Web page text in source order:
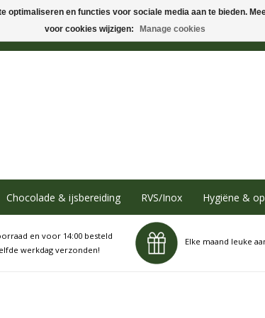
Chocolade & ijsbereiding RVS/Inox Hygiëne &
en voor 14:00 besteld
werkdag verzonden!
Elke maand leuke
en functies voor sociale media aan te bieden.
voor cookies wijzigen:
Manage cookies